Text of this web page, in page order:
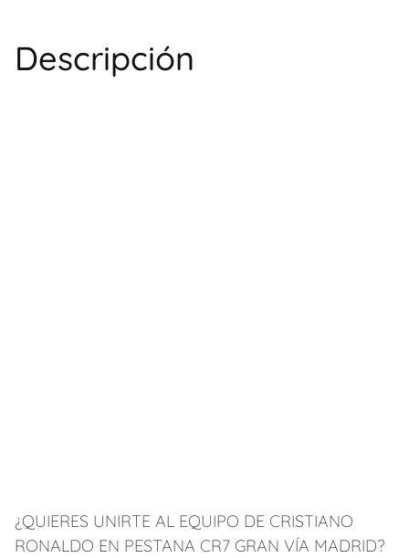
Descripción
¿QUIERES UNIRTE AL EQUIPO DE CRISTIANO
RONALDO EN PESTANA CR7 GRAN VÍA MADRID?